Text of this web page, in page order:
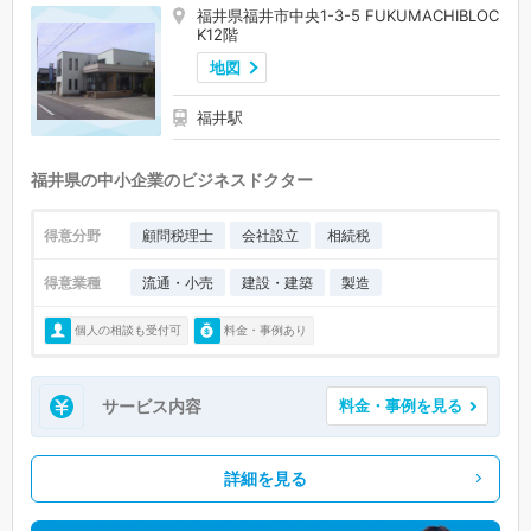
福井県福井市中央1-3-5 FUKUMACHIBLOC
K12階
地図
福井駅
福井県の中小企業のビジネスドクター
得意分野 顧問税理士 会社設立 相続税
得意業種 流通・小売 建設・建築 製造
個人の相談も受付可 料金・事例あり
サービス内容 料金・事例を見る
詳細を見る